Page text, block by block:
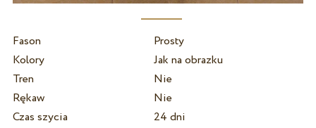
Fason
Prosty
Kolory
Jak na obrazku
Tren
Nie
Rękaw
Nie
Czas szycia
24 dni